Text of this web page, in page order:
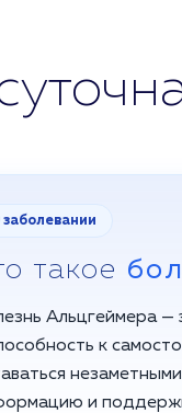
такое
Альцгеймера
к
и